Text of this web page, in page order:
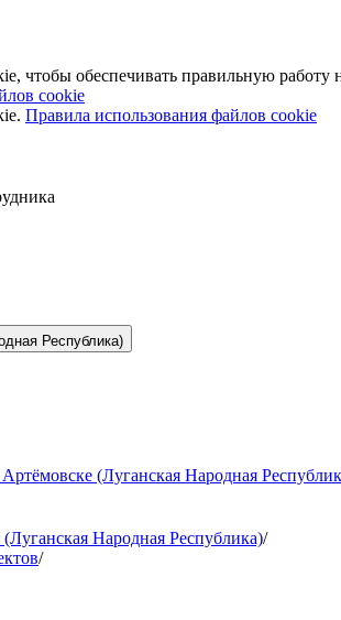
чтобы обеспечивать правильную работу
cookie
Правила использования файлов cookie
Республика)
(Луганская Народная
Народная Республика)/
/